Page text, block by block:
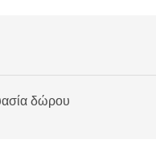
δώρου